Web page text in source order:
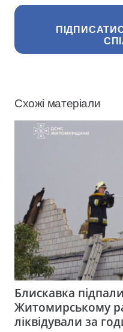
Схожі матеріали
Блискавка
Житомирському
ліквідували за